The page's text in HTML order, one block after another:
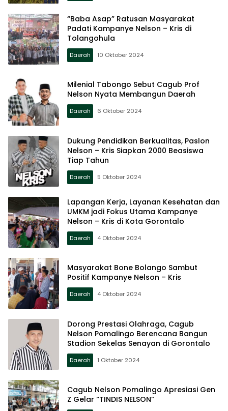
“Baba Asap” Ratusan Masyarakat
Padati Kampanye Nelson – Kris di
Tolangohula
Daerah 10 Oktober 2024
Milenial Tabongo Sebut Cagub Prof
Nelson Nyata Membangun Daerah
Daerah 6 Oktober 2024
Dukung Pendidikan Berkualitas, Paslon
Nelson – Kris Siapkan 2000 Beasiswa
Tiap Tahun
Daerah 5 Oktober 2024
Lapangan Kerja, Layanan Kesehatan dan
UMKM jadi Fokus Utama Kampanye
Nelson – Kris di Kota Gorontalo
Daerah 4 Oktober 2024
Masyarakat Bone Bolango Sambut
Positif Kampanye Nelson – Kris
Daerah 4 Oktober 2024
Dorong Prestasi Olahraga, Cagub
Nelson Pomalingo Berencana Bangun
Stadion Sekelas Senayan di Gorontalo
Daerah 1 Oktober 2024
Cagub Nelson Pomalingo Apresiasi Gen
Z Gelar “TINDIS NELSON”